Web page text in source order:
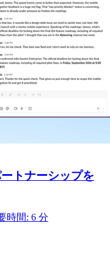
トナーシップを
時間: 6 分